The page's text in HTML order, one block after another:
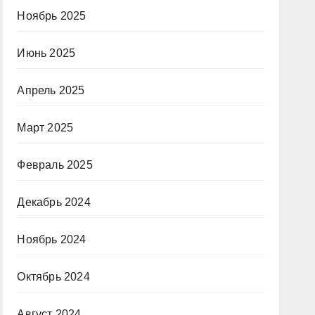
Ноябрь 2025
Июнь 2025
Апрель 2025
Март 2025
Февраль 2025
Декабрь 2024
Ноябрь 2024
Октябрь 2024